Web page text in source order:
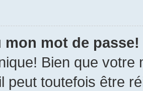
mon mot de passe!
Bien que
peut toutefois être